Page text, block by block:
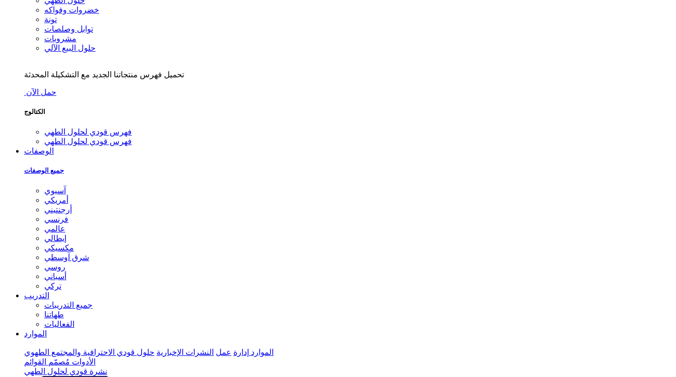
خضروات وفواكه
تونة
توابل وصلصات
مشروبات
حلول البيع الآلي
تحميل فهرس منتجاتنا الجديد مع التشكيلة المحدثة
حمل الآن
الكتالوج
فهرس قودي لحلول الطهي
فهرس قودي لحلول الطهي
الوصفات
جميع الوصفات
آسيوي
أمريكي
أرجنتيني
فرنسي
عالمي
إيطالي
مكسيكي
شرق آوسطي
روسي
أسباني
تركي
التدريب
جميع التدريبات
طهاتنا
الفعاليات
الموارد
الموارد إدارة عمل النشرات الإخبارية حلول قودي الاحترافية والمجتمع الطهوي
الأدوات مُصمّم القوائم
نشرة قودي لحلول الطهي